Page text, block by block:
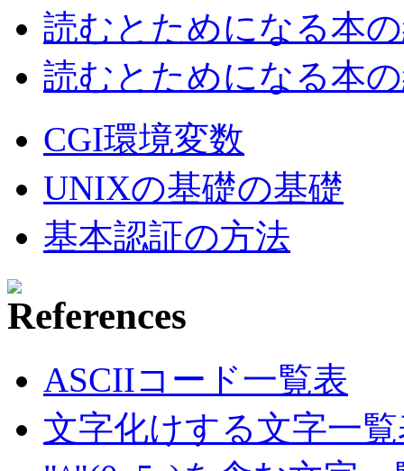
読むとためになる本
読むとためになる本
CGI環境変数
UNIXの基礎の基礎
基本認証の方法
ASCIIコード一覧表
文字化けする文字一